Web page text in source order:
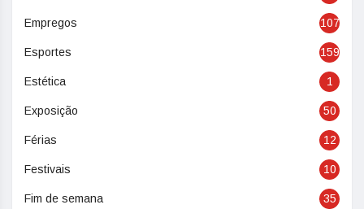
Empregos 107
Esportes 159
Estética 1
Exposição 50
Férias 12
Festivais 10
Fim de semana 35